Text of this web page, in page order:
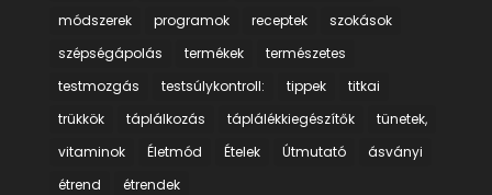
módszerek
programok receptek
szokások
szépségápolás
termékek
természetes
testmozgás
testsúlykontroll: tippek
titkai
trükkök
táplálkozás táplálékkiegészítők
tünetek,
vitaminok
Életmód Ételek Útmutató
ásványi
étrend
étrendek